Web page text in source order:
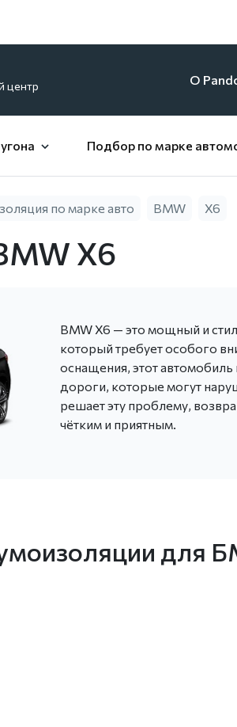
центр
O
Подбор по марке
по марке авто BMW X6
X6
BMW X6 — это мощный и
который требует особого
оснащения, этот
дороги, которые могут
решает эту проблему,
чётким и приятным.
для